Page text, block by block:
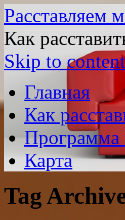
Расставляем
Как
Skip to content
Главная
Как
Программа
Карта
Tag